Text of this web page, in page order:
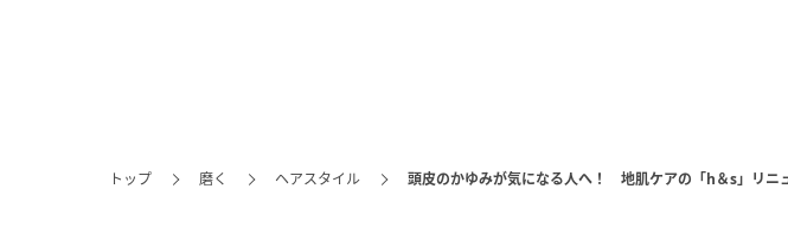
トップ 磨く ヘアスタイル 頭皮のかゆみが気になる人へ！ 地肌ケアの「h＆s」リニ